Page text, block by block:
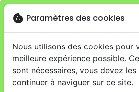
Je veux retirer ma commande
(Gare de Lyon),
warningCette boutique en ligne est
magasin.
Pour les livraisons à domicile,
commandes sur la boutique La
cookie Paramètres des cookies
Nous utilisons des cookies pour
meilleure expérience possible.
sont nécessaires, vous devez
continuer à naviguer sur ce site.